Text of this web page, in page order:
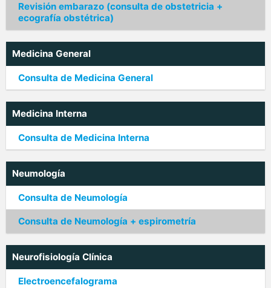
Revisión embarazo (consulta de obstetricia +
ecografía obstétrica)
Medicina General
Consulta de Medicina General
Medicina Interna
Consulta de Medicina Interna
Neumología
Consulta de Neumología
Consulta de Neumología + espirometría
Neurofisiología Clínica
Electroencefalograma